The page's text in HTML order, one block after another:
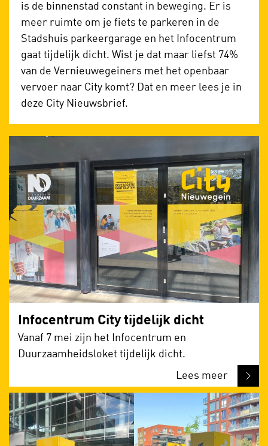
is de binnenstad constant in beweging. Er is
meer ruimte om je fiets te parkeren in de
Stadshuis parkeergarage en het Infocentrum
gaat tijdelijk dicht. Wist je dat maar liefst 74%
van de Vernieuwegeiners met het openbaar
vervoer naar City komt? Dat en meer lees je in
deze City N ieuwsbrief.
Infocentrum City tijdelijk dicht
Vanaf 7 mei zijn het Infocentrum en
Duurzaamheidsloket tijdelijk dicht.
Lees meer